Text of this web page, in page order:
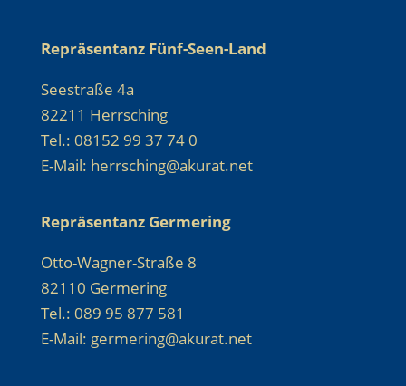
Repräsentanz Fünf-Seen-Land
Seestraße 4a
82211 Herrsching
Tel.: 08152 99 37 74 0
E-Mail: herrsching@akurat.net
Repräsentanz Germering
Otto-Wagner-Straße 8
82110 Germering
Tel.: 089 95 877 581
E-Mail: germering@akurat.net